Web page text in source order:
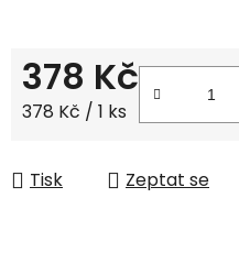
378 Kč
Měrná cena:
378 Kč / 1 ks
Tisk Zeptat se